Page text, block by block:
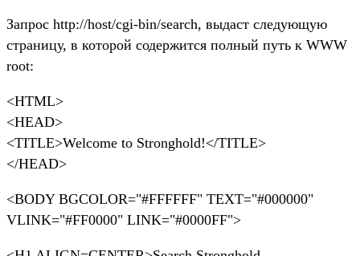
Запрос http://host/cgi-bin/search, выдаст следующую
страницу, в которой содержится полный путь к WWW
root:
<HTML>
<HEAD>
<TITLE>Welcome to Stronghold!</TITLE>
</HEAD>
<BODY BGCOLOR="#FFFFFF" TEXT="#000000"
VLINK="#FF0000" LINK="#0000FF">